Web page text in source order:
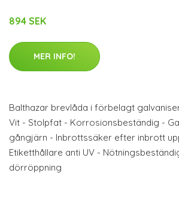
894 SEK
MER INFO!
Balthazar brevlåda i förbelagt
Vit - Stolpfat - Korrosionsbeständig -
gångjärn - Inbrottssäker efter inbrott
Etiketthållare anti UV -
dörröppning